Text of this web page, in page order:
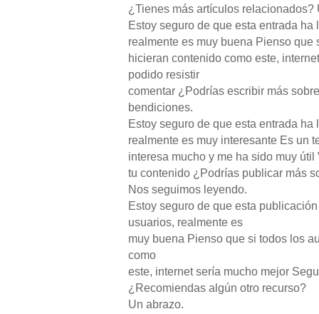
¿Tienes más artículos relacionados?
Estoy seguro de que esta entrada
realmente es muy buena Pienso que
hicieran contenido como este,
podido resistir
comentar ¿Podrías escribir más
bendiciones.
Estoy seguro de que esta entrada
realmente es muy interesante Es un
interesa mucho y me ha sido muy útil
tu contenido ¿Podrías publicar más
Nos seguimos leyendo.
Estoy seguro de que esta
usuarios, realmente es
muy buena Pienso que si todos los
como
este, internet sería mucho mejor
¿Recomiendas algún otro recurso?
Un abrazo.